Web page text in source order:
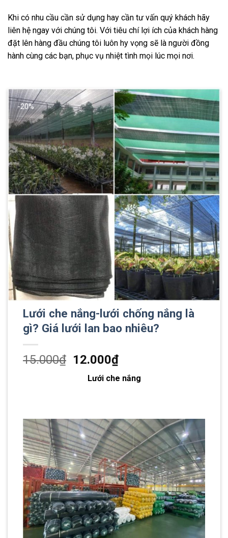
Khi có nhu cầu cần sử dụng hay cần tư vấn quý khách hãy
liên hệ ngay với chúng tôi. Với tiêu chí lợi ích của khách hàng
đặt lên hàng đầu chúng tôi luôn hy vọng sẽ là người đồng
hành cùng các bạn, phục vụ nhiệt tình mọi lúc mọi nơi.
-20%
Lưới che nắng-lưới chống nắng là
gì? Giá lưới lan bao nhiêu?
15.000₫ Giá
gốc
12.000₫Giá
hiện
tại
Lưới che nắng